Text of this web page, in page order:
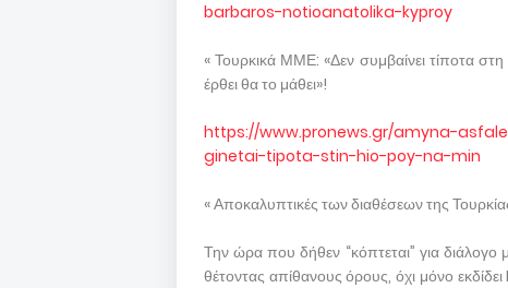
barbaros-notioanatolika-kyproy
« Τουρκικά ΜΜΕ: «Δεν συμβαίνει τίποτα
έρθει θα το μάθει»!
https://www.pronews.gr/amyna-
ginetai-tipota-stin-hio-poy-na-min
« Αποκαλυπτικές των διαθέσεων της
Την ώρα που δήθεν “κόπτεται” για διάλογο
θέτοντας απίθανους όρους, όχι μόνο